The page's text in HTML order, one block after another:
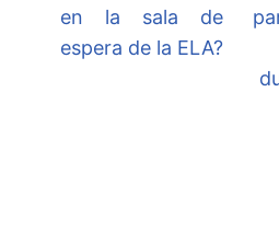
en la sala de
espera de la ELA?